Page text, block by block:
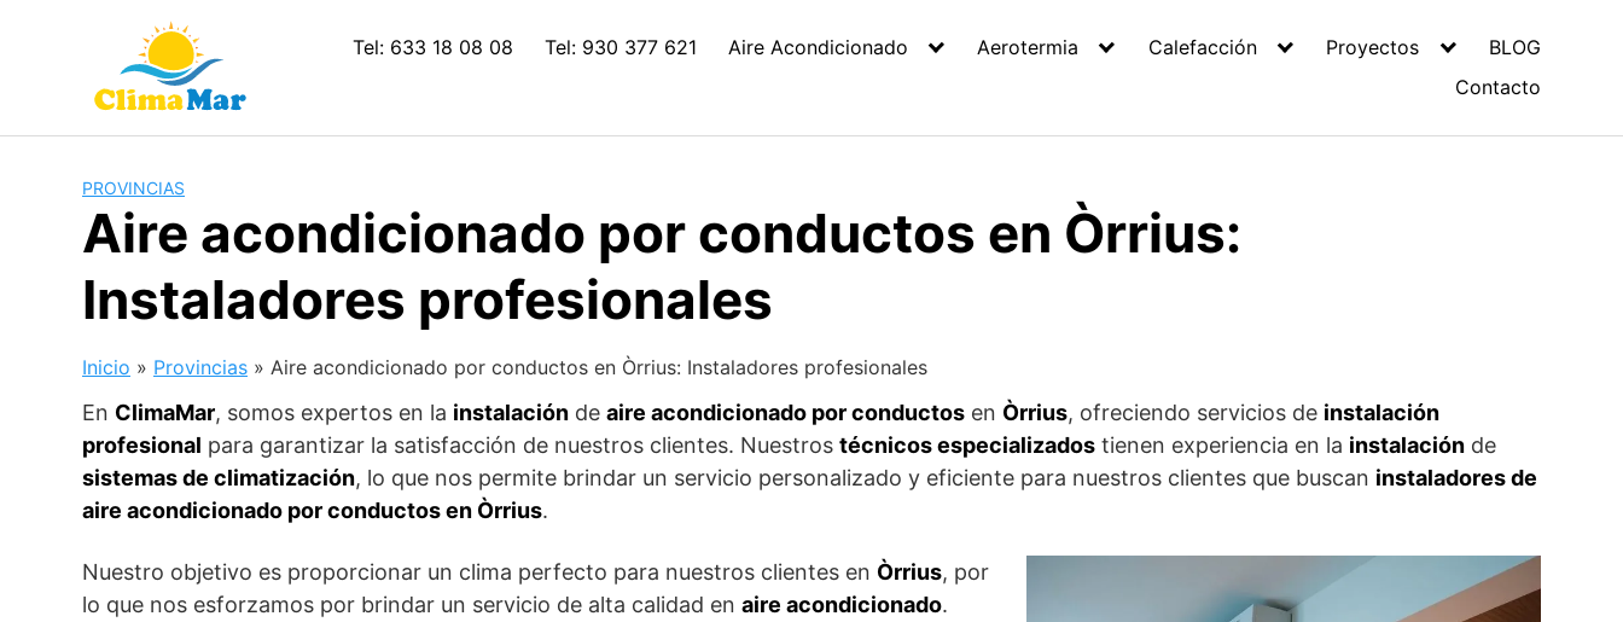
Tel: 633 18 08 08 Tel: 930 377 621 Aire Acondicionado Aerotermia Calefacción Proyectos
BLOG
Contacto
PROVINCIAS
Aire acondicionado por conductos en Òrrius:
Instaladores profesionales
Inicio » Provincias » Aire acondicionado por conductos en Òrrius: Instaladores profesionales
En ClimaMar, somos expertos en la instalación de aire acondicionado por conductos en Òrrius, ofreciendo servicios de instalación
profesional para garantizar la satisfacción de nuestros clientes. Nuestros técnicos especializados tienen experiencia en la instalación de
sistemas de climatización, lo que nos permite brindar un servicio personalizado y eficiente para nuestros clientes que buscan instaladores de
aire acondicionado por conductos en Òrrius.
Nuestro objetivo es proporcionar un clima perfecto para nuestros clientes en Òrrius, por
lo que nos esforzamos por brindar un servicio de alta calidad en aire acondicionado.